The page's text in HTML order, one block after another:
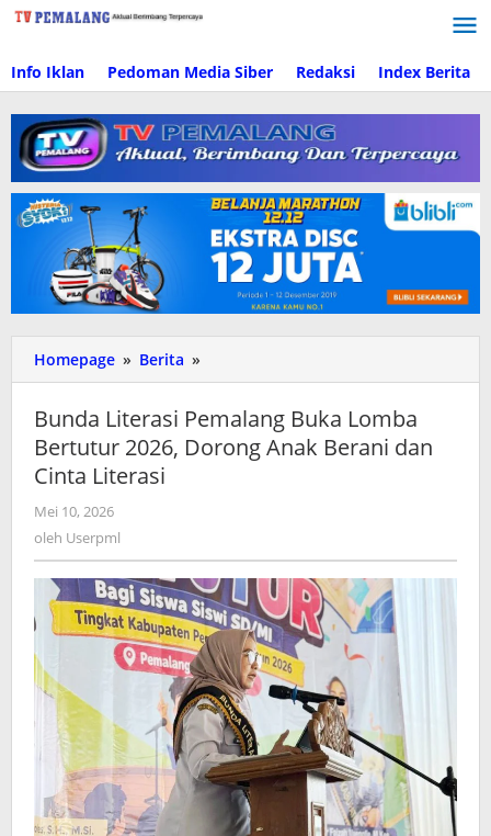
Lewati
Info Iklan Pedoman Media Siber Redaksi Index Berita
Homepage » Berita »
Literasi
Pemalang
Buka
Lomba
Berani
dan
Cinta
Literasi
Bunda Literasi Pemalang Buka Lomba
Bertutur 2026, Dorong Anak Berani dan
Cinta Literasi
Mei 10, 2026
oleh Userpml